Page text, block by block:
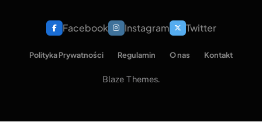
Facebook Instagram Twitter
Polityka Prywatności Regulamin O nas Kontakt
Blaze Themes.